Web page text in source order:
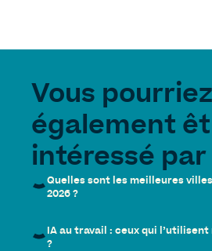
Vous pourriez
également
intéressé par
Quelles sont les meilleures
2026 ?
IA au travail : ceux qui
?